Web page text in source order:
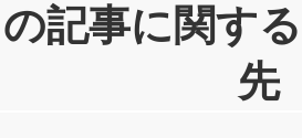
記事に関す
先